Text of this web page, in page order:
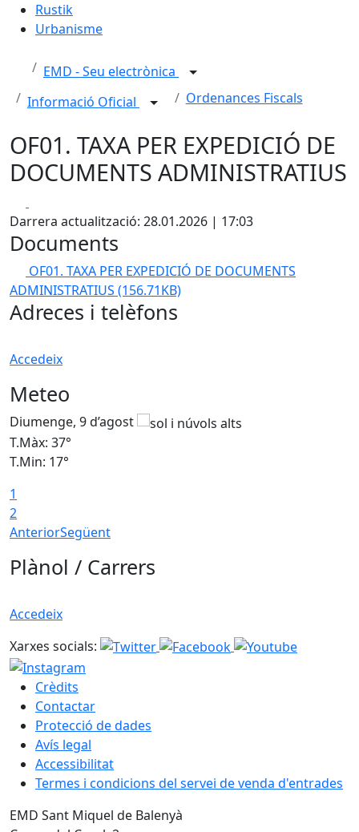
Rustik
Urbanisme
EMD - Seu electrònica
Informació Oficial
Ordenances Fiscals
OF01. TAXA PER EXPEDICIÓ DE
DOCUMENTS ADMINISTRATIUS
Darrera actualització: 28.01.2026 | 17:03
Documents
OF01. TAXA PER EXPEDICIÓ DE DOCUMENTS
ADMINISTRATIUS (156.71KB)
Adreces i telèfons
Accedeix
Meteo
Diumenge, 9 d’agost
T.Màx: 37°
T.Min: 17°
1
2
AnteriorSegüent
Plànol / Carrers
Accedeix
Xarxes socials:
Crèdits
Contactar
Protecció de dades
Avís legal
Accessibilitat
Termes i condicions del servei de venda d'entrades
EMD Sant Miquel de Balenyà